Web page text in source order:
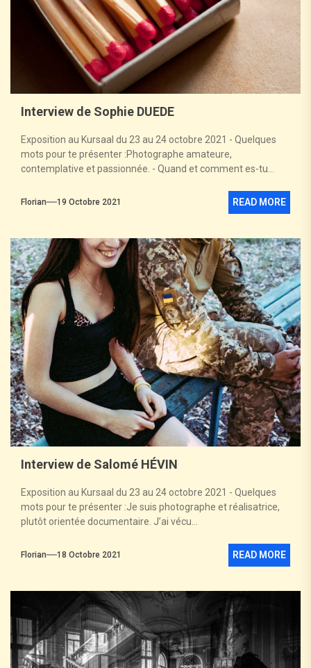
Interview de Sophie DUEDE
Exposition au Kursaal du 23 au 24 octobre 2021 - Quelques
mots pour te présenter :Photographe amateure,
contemplative et passionnée. - Quand et comment es-tu...
Florian 19 Octobre 2021 READ MORE
Interview de Salomé HÉVIN
Exposition au Kursaal du 23 au 24 octobre 2021 - Quelques
mots pour te présenter :Je suis photographe et réalisatrice,
plutôt orientée documentaire. J’ai vécu...
Florian 18 Octobre 2021 READ MORE